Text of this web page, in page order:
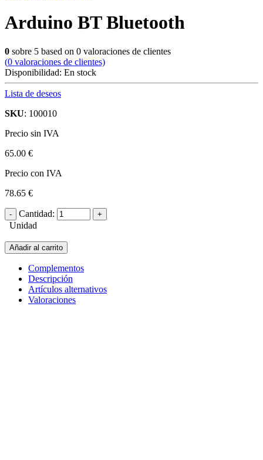
Arduino BT Bluetooth
0 sobre 5 based on 0 valoraciones de clientes
(0 valoraciones de clientes)
Disponibilidad: En stock
Lista de deseos
SKU: 100010
Precio sin IVA
65.00 €
Precio con IVA
78.65 €
Cantidad:
Unidad
Añadir al carrito
Complementos
Descripción
Artículos alternativos
Valoraciones